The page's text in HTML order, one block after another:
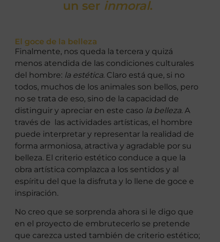
un ser inmoral.
El goce de la belleza
Finalmente, nos queda la tercera y quizá
menos atendida de las condiciones culturales
del hombre: la estética. Claro está que, si no
todos, muchos de los animales son bellos, pero
no se trata de eso, sino de la capacidad de
distinguir y apreciar en este caso la belleza. A
través de las actividades artísticas, el hombre
puede interpretar y representar la realidad de
forma armoniosa, atractiva y agradable por su
belleza. El criterio estético conduce a que la
obra artística complazca a los sentidos y al
espíritu del que la disfruta y lo llene de goce e
inspiración.
No creo que se sorprenda ahora si le digo que
en el proyecto de embrutecerlo se pretende
que carezca usted también de criterio estético;